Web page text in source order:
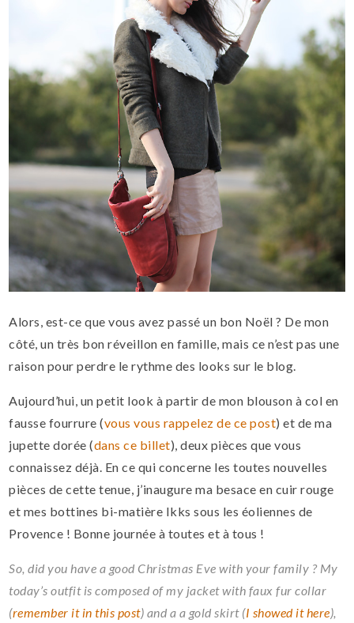
Alors, est-ce que vous avez passé un bon Noël ? De mon
côté, un très bon réveillon en famille, mais ce n’est pas une
raison pour perdre le rythme des looks sur le blog.
Aujourd’hui, un petit look à partir de mon blouson à col en
fausse fourrure (vous vous rappelez de ce post) et de ma
jupette dorée (dans ce billet), deux pièces que vous
connaissez déjà. En ce qui concerne les toutes nouvelles
pièces de cette tenue, j’inaugure ma besace en cuir rouge
et mes bottines bi-matière Ikks sous les éoliennes de
Provence ! Bonne journée à toutes et à tous !
So, did you have a good Christmas Eve with your family ? My
today’s outfit is composed ofmy jacket with faux fur collar
(remember it in this post) and a a gold skirt(I showed it here),